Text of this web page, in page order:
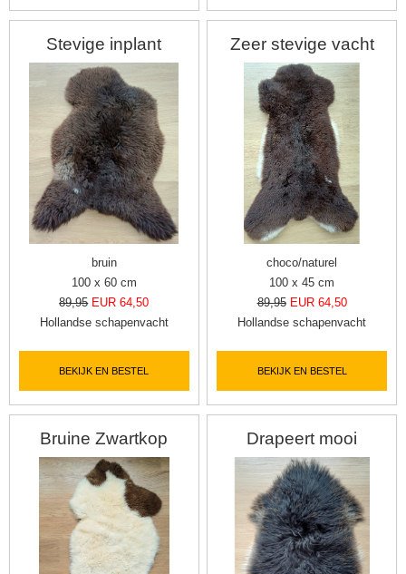
Stevige inplant
bruin
100 x 60 cm
89,95 EUR 64,50
Hollandse schapenvacht
BEKIJK EN BESTEL
Zeer stevige vacht
choco/naturel
100 x 45 cm
89,95 EUR 64,50
Hollandse schapenvacht
BEKIJK EN BESTEL
Bruine Zwartkop Drapeert mooi